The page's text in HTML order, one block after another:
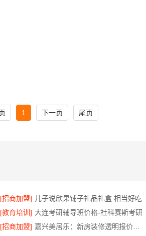
1 下一页 尾页
[招商加盟] 儿子说欣果铺子礼品礼盒 相当好吃
[教育培训] 大连考研辅导班价格-社科赛斯考研
[招商加盟]